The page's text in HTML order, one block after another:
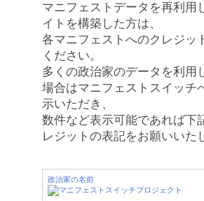
マニフェストデータを再利用
イトを構築した方は、
各マニフェストへのクレジッ
ください。
多くの政治家のデータを利用
場合はマニフェストスイッチ
示いただき、
数件など表示可能であれば下
レジットの表記をお願いいた
政治家の名前